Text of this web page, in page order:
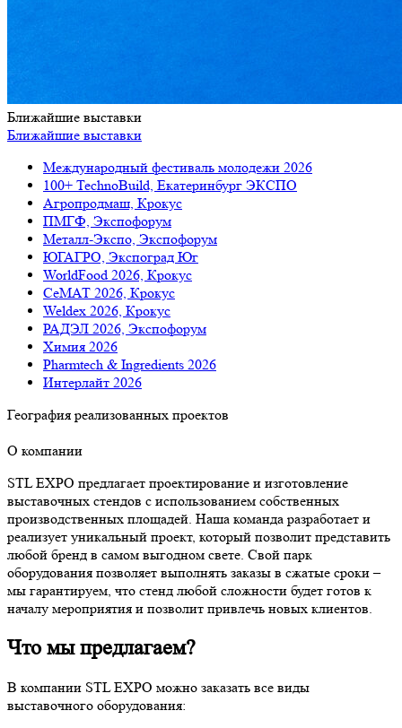
Ближайшие выставки
Ближайшие выставки
Международный фестиваль молодежи 2026
100+ TechnoBuild, Екатеринбург ЭКСПО
Агропродмаш, Крокус
ПМГФ, Экспофорум
Металл-Экспо, Экспофорум
ЮГАГРО, Экспоград Юг
WorldFood 2026, Крокус
СеМАТ 2026, Крокус
Weldex 2026, Крокус
РАДЭЛ 2026, Экспофорум
Химия 2026
Pharmtech & Ingredients 2026
Интерлайт 2026
География реализованных проектов
О компании
STL EXPO предлагает проектирование и изготовление
выставочных стендов с использованием собственных
производственных площадей. Наша команда разработает и
реализует уникальный проект, который позволит представить
любой бренд в самом выгодном свете. Свой парк
оборудования позволяет выполнять заказы в сжатые сроки –
мы гарантируем, что стенд любой сложности будет готов к
началу мероприятия и позволит привлечь новых клиентов.
Что мы предлагаем?
В компании STL EXPO можно заказать все виды
выставочного оборудования: